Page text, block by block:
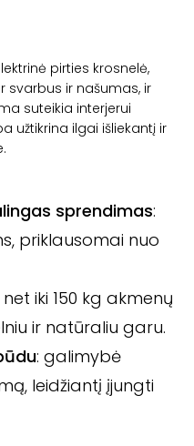
pirties krosnelė,
svarbus ir našumas, ir
suteikia interjerui
užtikrina ilgai išliekantį ir
sprendimas:
priklausomai nuo
net iki 150 kg akmenų
ir natūraliu garu.
: galimybė
leidžiantį įjungti